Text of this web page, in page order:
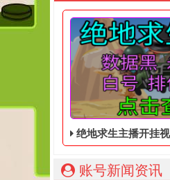
绝地求生主播开挂视频 -
账号新闻资讯